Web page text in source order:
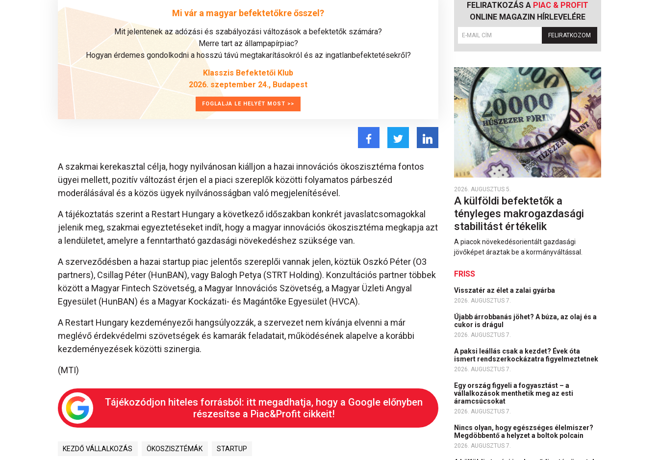
Mi vár a magyar befektetőkre ősszel?
Mit jelentenek az adózási és szabályozási változások a befektetők számára?
Merre tart az állampapírpiac?
Hogyan érdemes gondolkodni a hosszú távú megtakarításokról és az ingatlanbefektetésekről?
Klasszis Befektetői Klub
2026. szeptember 24., Budapest
FOGLALJA LE HELYÉT MOST >>
A szakmai kerekasztal célja, hogy nyilvánosan kiálljon a hazai innovációs ökoszisztéma fontos
ügyei mellett, pozitív változást érjen el a piaci szereplők közötti folyamatos párbeszéd
moderálásával és a közös ügyek nyilvánosságban való megjelenítésével.
A tájékoztatás szerint a Restart Hungary a következő időszakban konkrét javaslatcsomagokkal
jelenik meg, szakmai egyeztetéseket indít, hogy a magyar innovációs ökoszisztéma megkapja azt
a lendületet, amelyre a fenntartható gazdasági növekedéshez szüksége van.
A szerveződésben a hazai startup piac jelentős szereplői vannak jelen, köztük Oszkó Péter (O3
partners), Csillag Péter (HunBAN), vagy Balogh Petya (STRT Holding). Konzultációs partner többek
között a Magyar Fintech Szövetség, a Magyar Innovációs Szövetség, a Magyar Üzleti Angyal
Egyesület (HunBAN) és a Magyar Kockázati- és Magántőke Egyesület (HVCA).
A Restart Hungary kezdeményezői hangsúlyozzák, a szervezet nem kívánja elvenni a már
meglévő érdekvédelmi szövetségek és kamarák feladatait, működésének alapelve a korábbi
kezdeményezések közötti szinergia.
(MTI)
Tájékozódjon hiteles forrásból: itt megadhatja, hogy a Google előnyben
részesítse a Piac&Profit cikkeit!
KEZDŐ VÁLLALKOZÁS ÖKOSZISZTÉMÁK STARTUP
FELIRATKOZÁS A PIAC & PROFIT
ONLINE MAGAZIN HÍRLEVELÉRE
FELIRATKOZOM
2026. AUGUSZTUS 5.
A külföldi befektetők a
tényleges makrogazdasági
stabilitást értékelik
A piacok növekedésorientált gazdasági
jövőképet áraztak be a kormányváltással.
FRISS
Visszatér az élet a zalai gyárba
2026. AUGUSZTUS 7.
Újabb árrobbanás jöhet? A búza, az olaj és a
cukor is drágul
2026. AUGUSZTUS 7.
A paksi leállás csak a kezdet? Évek óta
ismert rendszerkockázatra figyelmeztetnek
2026. AUGUSZTUS 7.
Egy ország figyeli a fogyasztást – a
vállalkozások menthetik meg az esti
áramcsúcsokat
2026. AUGUSZTUS 7.
Nincs olyan, hogy egészséges élelmiszer?
Megdöbbentő a helyzet a boltok polcain
2026. AUGUSZTUS 7.